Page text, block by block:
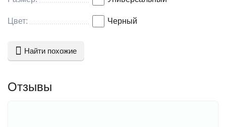
Цвет: Черный
Найти похожие
Отзывы